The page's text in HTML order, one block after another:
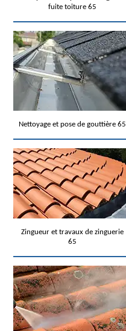
fuite toiture 65
Nettoyage et pose de gouttière 65
Zingueur et travaux de zinguerie
65